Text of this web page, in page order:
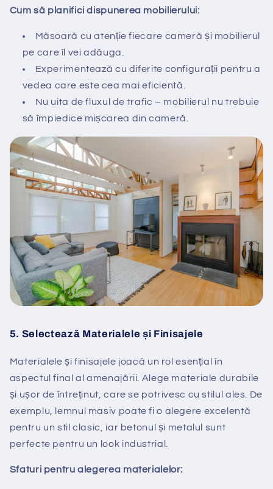
Cum să planifici dispunerea mobilierului:
Măsoară cu atenție fiecare cameră și mobilierul
pe care îl vei adăuga.
Experimentează cu diferite configurații pentru a
vedea care este cea mai eficientă.
Nu uita de fluxul de trafic – mobilierul nu trebuie
să împiedice mișcarea din cameră.
5. Selectează Materialele și Finisajele
Materialele și finisajele joacă un rol esențial în
aspectul final al amenajării. Alege materiale durabile
și ușor de întreținut, care se potrivesc cu stilul ales. De
exemplu, lemnul masiv poate fi o alegere excelentă
pentru un stil clasic, iar betonul și metalul sunt
perfecte pentru un look industrial.
Sfaturi pentru alegerea materialelor: